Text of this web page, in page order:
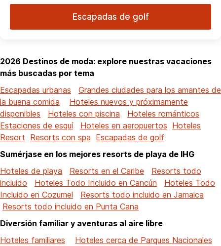
Escapadas de golf
2026 Destinos de moda: explore nuestras vacaciones
más buscadas por tema
Escapadas urbanas
Grandes ciudades para los amantes de
la buena comida
Hoteles nuevos y próximamente
disponibles
Hoteles con piscina
Hoteles románticos
Estaciones de esquí
Hoteles en aeropuertos Hoteles
Resort Resorts con spa Escapadas de golf
Sumérjase en los mejores resorts de playa de IHG
Hoteles de playa
Resorts en el Caribe
Resorts todo
incluido
Hoteles Todo Incluido en Cancún
Hoteles Todo
Incluido en Cozumel
Resorts todo incluido en Jamaica
Resorts todo incluido en Punta Cana
Diversión familiar y aventuras al aire libre
Hoteles familiares
Hoteles cerca de Parques Nacionales